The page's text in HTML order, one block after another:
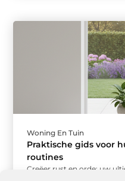
Woning En Tuin
Praktische gids voor
routines
Creëer rust en orde: uw